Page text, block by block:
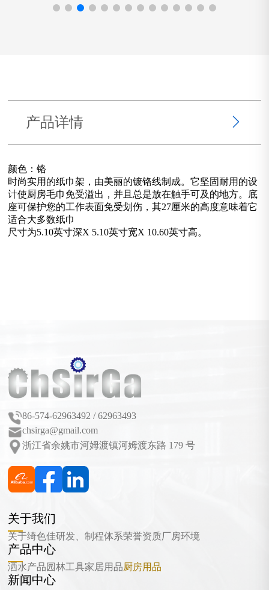
产品详情
颜色：铬
时尚实用的纸巾架，由美丽的镀铬线制成。它坚固耐用的设
计使厨房毛巾免受溢出，并且总是放在触手可及的地方。底
座可保护您的工作表面免受划伤，其27厘米的高度意味着它
适合大多数纸巾
尺寸为5.10英寸深X 5.10英寸宽X 10.60英寸高。
86-574-62963492 / 62963493
chsirga@gmail.com
浙江省余姚市河姆渡镇河姆渡东路 179 号
关于我们
关于绮色佳研发、制程体系荣誉资质厂房环境
产品中心
洒水产品园林工具家居用品厨房用品
新闻中心